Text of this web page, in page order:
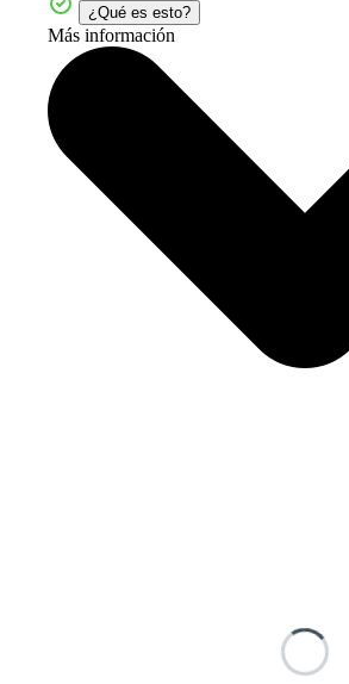
¿Qué es esto?
Más información